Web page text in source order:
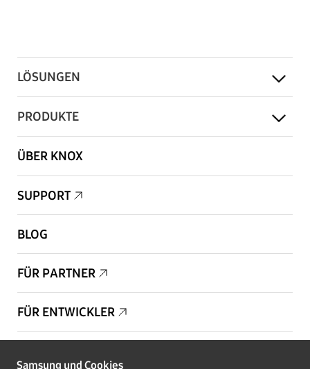
LÖSUNGEN
PRODUKTE
ÜBER KNOX
SUPPORT
BLOG
FÜR PARTNER
FÜR ENTWICKLER
Samsung und Cookies